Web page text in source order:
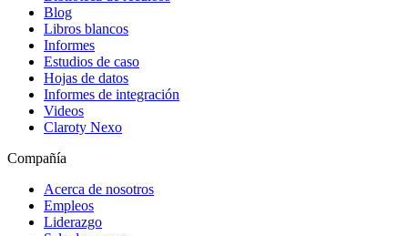
Blog
Libros blancos
Informes
Estudios de caso
Hojas de datos
Informes de integración
Videos
Claroty Nexo
Compañía
Acerca de nosotros
Empleos
Liderazgo